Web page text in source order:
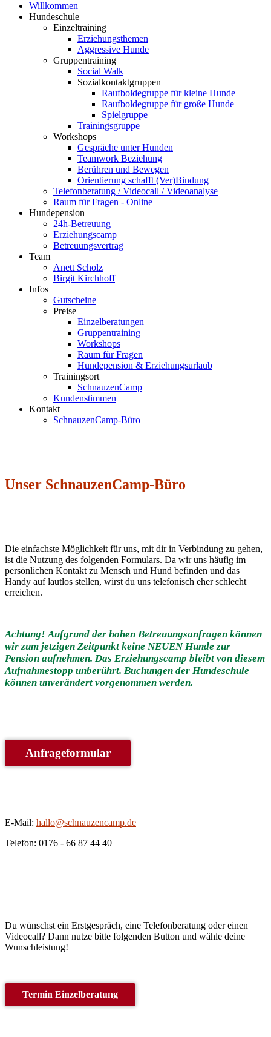
Willkommen
Hundeschule
Einzeltraining
Erziehungsthemen
Aggressive Hunde
Gruppentraining
Social Walk
Sozialkontaktgruppen
Raufboldegruppe für kleine Hunde
Raufboldegruppe für große Hunde
Spielgruppe
Trainingsgruppe
Workshops
Gespräche unter Hunden
Teamwork Beziehung
Berühren und Bewegen
Orientierung schafft (Ver)Bindung
Telefonberatung / Videocall / Videoanalyse
Raum für Fragen - Online
Hundepension
24h-Betreuung
Erziehungscamp
Betreuungsvertrag
Team
Anett Scholz
Birgit Kirchhoff
Infos
Gutscheine
Preise
Einzelberatungen
Gruppentraining
Workshops
Raum für Fragen
Hundepension & Erziehungsurlaub
Trainingsort
SchnauzenCamp
Kundenstimmen
Kontakt
SchnauzenCamp-Büro
Unser SchnauzenCamp-Büro
Die einfachste Möglichkeit für uns, mit dir in Verbindung zu gehen,
ist die Nutzung des folgenden Formulars. Da wir uns häufig im
persönlichen Kontakt zu Mensch und Hund befinden und das
Handy auf lautlos stellen, wirst du uns telefonisch eher schlecht
erreichen.
Achtung!Aufgrund der hohen Betreuungsanfragen können
wir zum jetzigen Zeitpunkt keine NEUEN Hunde zur
Pension aufnehmen. Das Erziehungscamp bleibt von diesem
Aufnahmestopp unberührt. Buchungen der Hundeschule
können unverändert vorgenommen werden.
Anfrageformular
E-Mail: hallo@schnauzencamp.de
Telefon: 0176 - 66 87 44 40
Du wünschst ein Erstgespräch, eine Telefonberatung oder einen
Videocall? Dann nutze bitte folgenden Button und wähle deine
Wunschleistung!
Termin Einzelberatung